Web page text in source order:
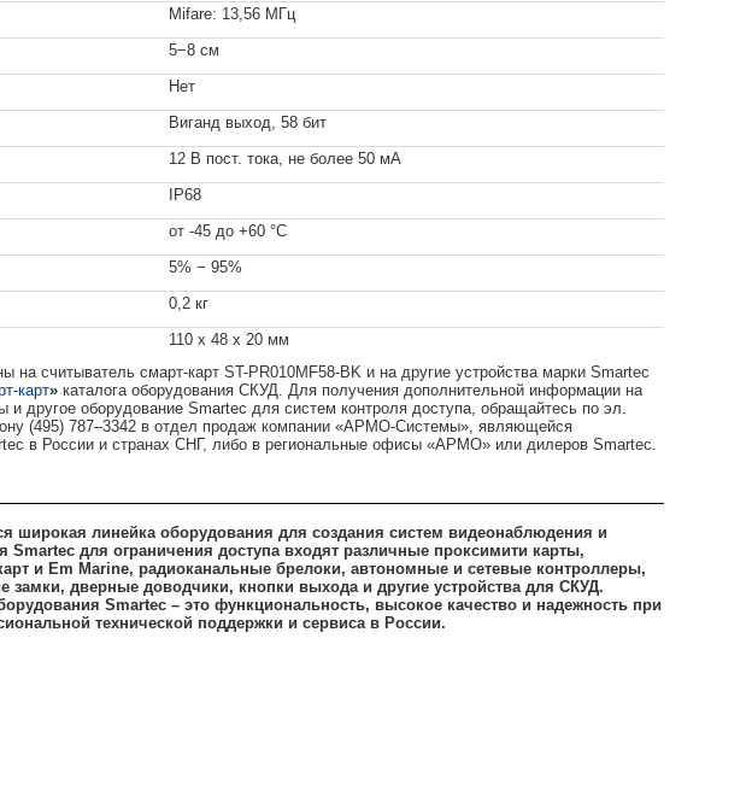
Mifare: 13,56 МГц
5−8 см
Нет
Виганд выход, 58 бит
12 В пост. тока, не более 50 мА
IP68
от -45 до +60 °С
5% − 95%
0,2 кг
110 х 48 х 20 мм
на считыватель смарт-карт ST-PR010MF58-BK и на другие устройства марки Smartec
карт» каталога оборудования СКУД. Для получения дополнительной информации на
и другое оборудование Smartec для систем контроля доступа, обращайтесь по эл.
(495) 787–3342 в отдел продаж компании «АРМО-Системы», являющейся
в России и странах СНГ, либо в региональные офисы «АРМО» или дилеров Smartec.
широкая линейка оборудования для создания систем видеонаблюдения и
Smartec для ограничения доступа входят различные проксимити карты,
и Em Marine, радиоканальные брелоки, автономные и сетевые контроллеры,
замки, дверные доводчики, кнопки выхода и другие устройства для СКУД.
Smartec – это функциональность, высокое качество и надежность при
технической поддержки и сервиса в России.